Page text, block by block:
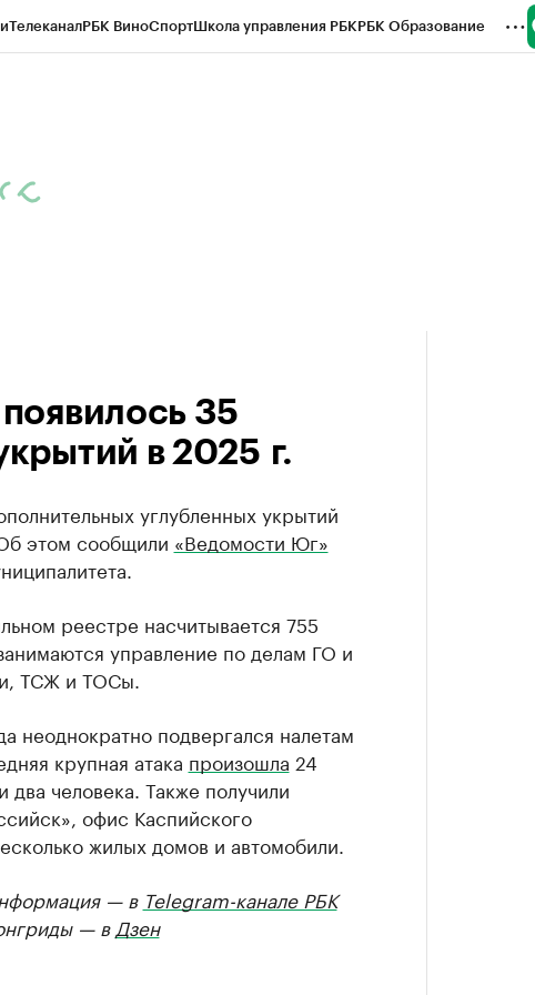
ТелеканалРБК ВиноСпортШкола управления РБКРБК Образование
35
в 2025 г.
углубленных укрытий
этом сообщили «Ведомости Юг»
реестре насчитывается 755
управление по делам ГО и
ТСЖ и ТОСы.
неоднократно подвергался налетам
крупная атака произошла 24
два человека. Также получили
офис Каспийского
жилых домов и автомобили.
— в Telegram-канале РБК
— в Дзен